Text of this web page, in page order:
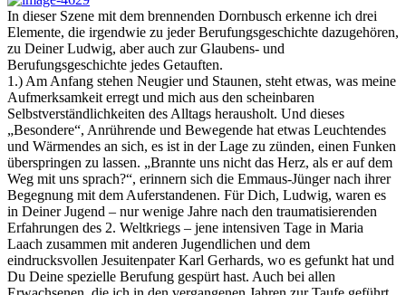
In dieser Szene mit dem brennenden Dornbusch erkenne ich drei
Elemente, die irgendwie zu jeder Berufungsgeschichte dazugehören,
zu Deiner Ludwig, aber auch zur Glaubens- und
Berufungsgeschichte jedes Getauften.
1.) Am Anfang stehen Neugier und Staunen, steht etwas, was meine
Aufmerksamkeit erregt und mich aus den scheinbaren
Selbstverständlichkeiten des Alltags herausholt. Und dieses
„Besondere“, Anrührende und Bewegende hat etwas Leuchtendes
und Wärmendes an sich, es ist in der Lage zu zünden, einen Funken
überspringen zu lassen. „Brannte uns nicht das Herz, als er auf dem
Weg mit uns sprach?“, erinnern sich die Emmaus-Jünger nach ihrer
Begegnung mit dem Auferstandenen. Für Dich, Ludwig, waren es
in Deiner Jugend – nur wenige Jahre nach den traumatisierenden
Erfahrungen des 2. Weltkriegs – jene intensiven Tage in Maria
Laach zusammen mit anderen Jugendlichen und dem
eindrucksvollen Jesuitenpater Karl Gerhards, wo es gefunkt hat und
Du Deine spezielle Berufung gespürt hast. Auch bei allen